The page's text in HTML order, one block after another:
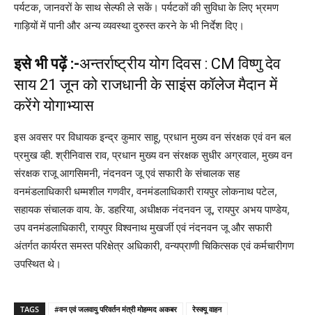
पर्यटक, जानवरों के साथ सेल्फी ले सकें। पर्यटकों की सुविधा के लिए भ्रमण
गाड़ियों में पानी और अन्य व्यवस्था दुरुस्त करने के भी निर्देश दिए।
इसे भी पढ़ें :-अन्तर्राष्ट्रीय योग दिवस : CM विष्णु देव
साय 21 जून को राजधानी के साइंस कॉलेज मैदान में
करेंगे योगाभ्यास
इस अवसर पर विधायक इन्द्र कुमार साहू, प्रधान मुख्य वन संरक्षक एवं वन बल
प्रमुख व्ही. श्रीनिवास राव, प्रधान मुख्य वन संरक्षक सुधीर अग्रवाल, मुख्य वन
संरक्षक राजू आगसिमनी, नंदनवन जू एवं सफारी के संचालक सह
वनमंडलाधिकारी धम्मशील गणवीर, वनमंडलाधिकारी रायपुर लोकनाथ पटेल,
सहायक संचालक वाय. के. डहरिया, अधीक्षक नंदनवन जू, रायपुर अभय पाण्डेय,
उप वनमंडलाधिकारी, रायपुर विश्वनाथ मुखर्जी एवं नंदनवन जू और सफारी
अंतर्गत कार्यरत समस्त परिक्षेत्र अधिकारी, वन्यप्राणी चिकित्सक एवं कर्मचारीगण
उपस्थित थे।
TAGS #वन एवं जलवायु परिवर्तन मंत्री मोहम्मद अकबर
रेस्क्यू वाहन